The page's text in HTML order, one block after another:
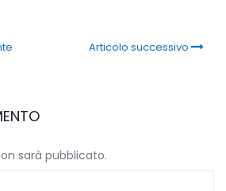
Articolo successivo
sarà pubblicato.